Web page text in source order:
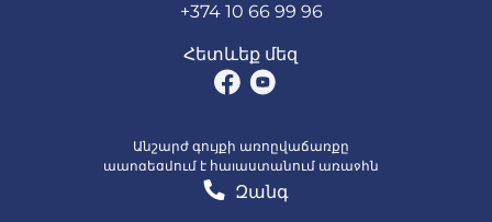
Զանգ
+374 10 66 99 96
Հետևեք մեզ
Անշարժ գույքի առոըվաճառքը
պարզեցվում է հայաստանում առաջին
մոբայլ հավելվածի միջոցով